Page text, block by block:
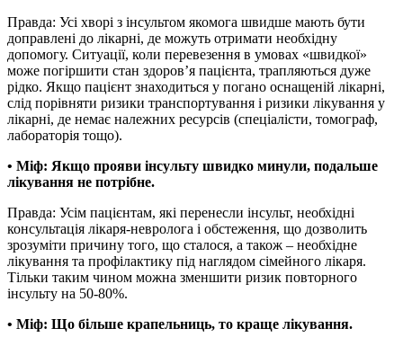
Правда: Усі хворі з інсультом якомога швидше мають бути
доправлені до лікарні, де можуть отримати необхідну
допомогу. Ситуації, коли перевезення в умовах «швидкої»
може погіршити стан здоров’я пацієнта, трапляються дуже
рідко. Якщо пацієнт знаходиться у погано оснащеній лікарні,
слід порівняти ризики транспортування і ризики лікування у
лікарні, де немає належних ресурсів (спеціалісти, томограф,
лабораторія тощо).
• Міф: Якщо прояви інсульту швидко минули, подальше
лікування не потрібне.
Правда: Усім пацієнтам, які перенесли інсульт, необхідні
консультація лікаря-невролога і обстеження, що дозволить
зрозуміти причину того, що сталося, а також – необхідне
лікування та профілактику під наглядом сімейного лікаря.
Тільки таким чином можна зменшити ризик повторного
інсульту на 50-80%.
• Міф: Що більше крапельниць, то краще лікування.